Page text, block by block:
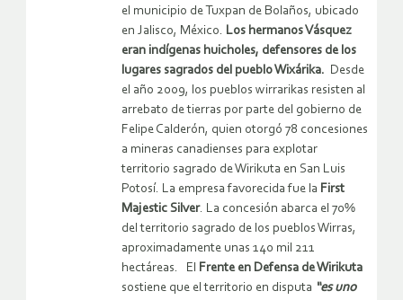
el municipio de Tuxpan de Bolaños, ubicado
en Jalisco, México. Los hermanos Vásquez
eran indígenas huicholes, defensores de los
lugares sagrados del pueblo Wixárika. Desde
el año 2009, los pueblos wirrarikas resisten al
arrebato de tierras por parte del gobierno de
Felipe Calderón, quien otorgó 78 concesiones
a mineras canadienses para explotar
territorio sagrado de Wirikuta en San Luis
Potosí. La empresa favorecida fue la First
Majestic Silver. La concesión abarca el 70%
del territorio sagrado de los pueblos Wirras,
aproximadamente unas 140 mil 211
hectáreas. El Frente en Defensa de Wirikuta
sostiene que el territorio en disputa “es uno